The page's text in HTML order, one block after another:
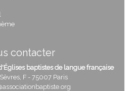
contacter
baptistes de langue française
F - 75007 Paris